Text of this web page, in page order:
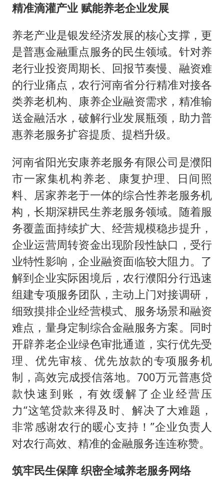
精准滴灌产业 赋能养老企业发展
养老产业是银发经济发展的核心支撑，更
是普惠金融重点服务的民生领域。针对养
老行业投资周期长、回报节奏慢、融资难
的行业痛点，农行河南省分行精准对接各
类养老机构、康养企业融资需求，精准输
送金融活水，破解行业发展瓶颈，助力普
惠养老服务扩容提质、提档升级。
河南省阳光安康养老服务有限公司是濮阳
市一家集机构养老、康复护理、日间照
料、居家养老于一体的综合性养老服务机
构，长期深耕民生养老服务领域。随着服
务覆盖面持续扩大、经营规模稳步提升，
企业运营周转资金出现阶段性缺口，受行
业特性影响，企业融资面临较大阻力。了
解到企业实际困境后，农行濮阳分行迅速
组建专项服务团队，主动上门对接调研，
细致摸排企业经营模式、服务场景和融资
难点，量身定制综合金融服务方案。同时
开辟养老企业绿色审批通道，实行优先受
理、优先审核、优先放款的专项服务机
制，高效完成授信落地。700万元普惠贷
款快速到账，有效缓解了企业经营压
力“这笔贷款来得及时、解决了大难题，
非常感谢农行的暖心支持！”企业负责人
对农行高效、精准的金融服务连连称赞。
筑牢民生保障 织密全域养老服务网络